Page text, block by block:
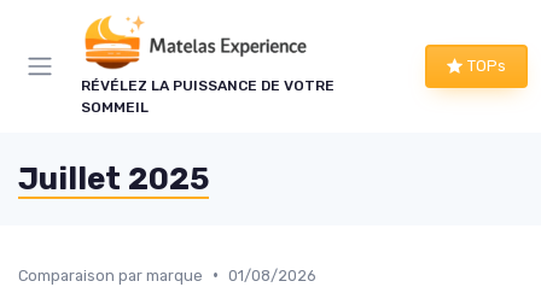
RÉVÉLEZ LA PUISSANCE DE VOTRE
SOMMEIL
TOPs
Juillet 2025
Comparaison par marque • 01/08/2026
Panneau de gestion des cookies